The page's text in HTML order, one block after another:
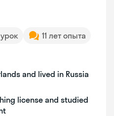
11 лет опыта
and lived in Russia
license and studied